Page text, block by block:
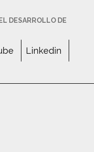
DESARROLLO DE
Linkedin